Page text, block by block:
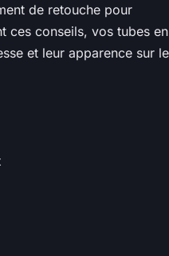
de retouche pour
ces conseils, vos tubes en
et leur apparence sur le